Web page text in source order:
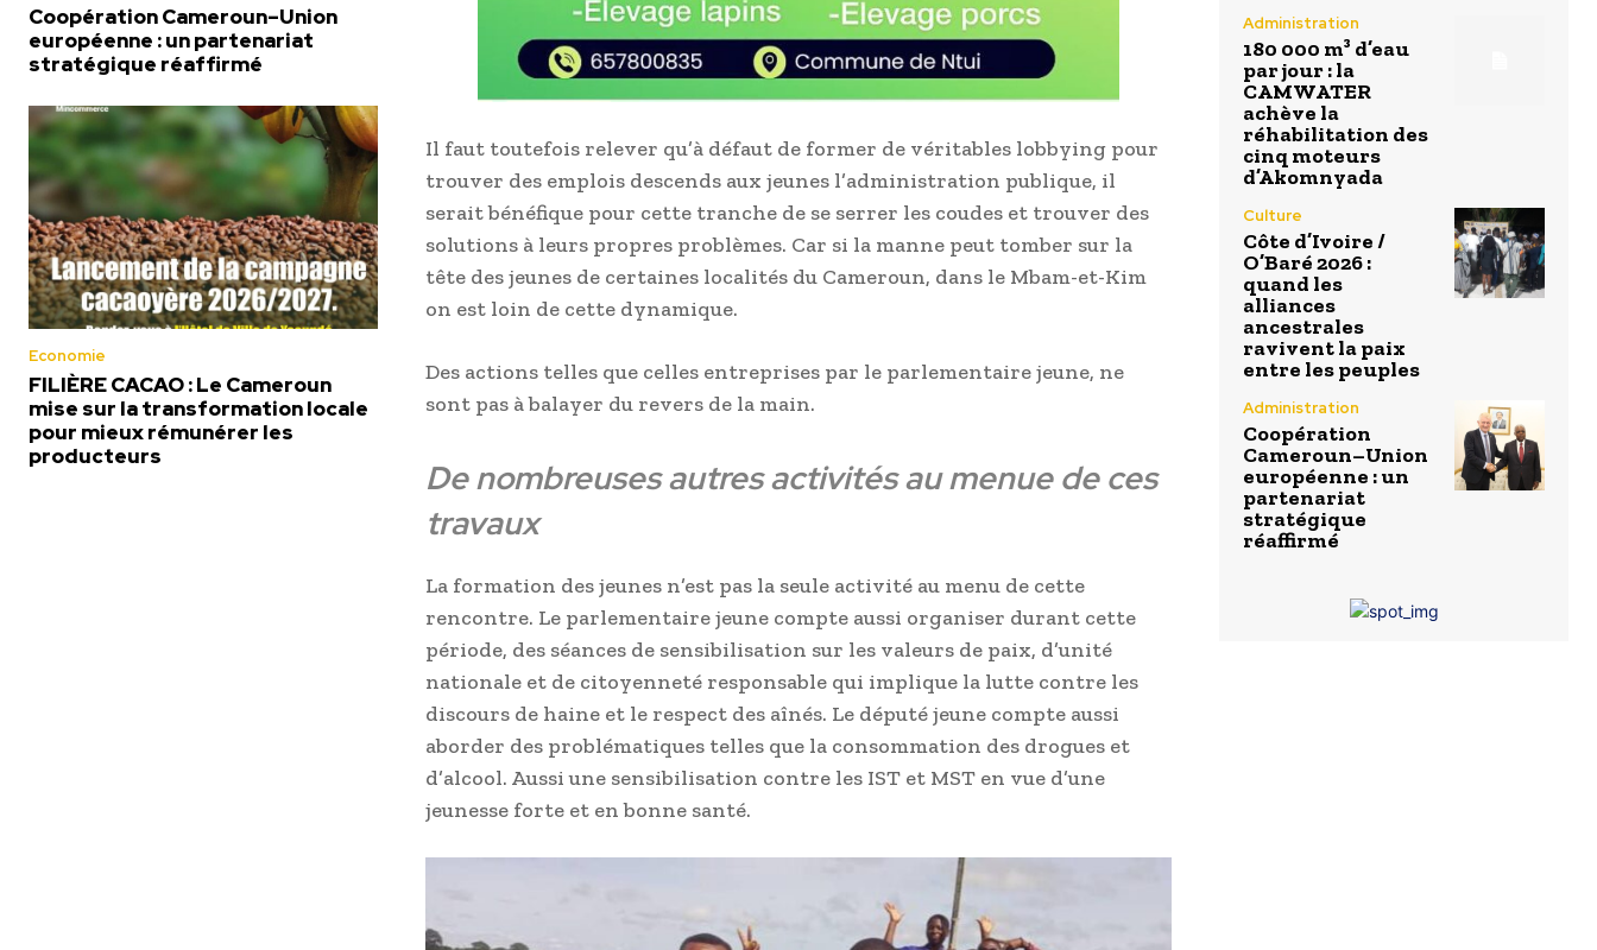
Coopération Cameroun–Union
européenne : un partenariat
stratégique réaffirmé
Economie
FILIÈRE CACAO : Le Cameroun
mise sur la transformation locale
pour mieux rémunérer les
producteurs
Il faut toutefois relever qu’à défaut de former de véritables lobbying pour
trouver des emplois descends aux jeunes l’administration publique, il
serait bénéfique pour cette tranche de se serrer les coudes et trouver des
solutions à leurs propres problèmes. Car si la manne peut tomber sur la
tête des jeunes de certaines localités du Cameroun, dans le Mbam-et-Kim
on est loin de cette dynamique.
Des actions telles que celles entreprises par le parlementaire jeune, ne
sont pas à balayer du revers de la main.
De nombreuses autres activités au menue de ces
travaux
La formation des jeunes n’est pas la seule activité au menu de cette
rencontre. Le parlementaire jeune compte aussi organiser durant cette
période, des séances de sensibilisation sur les valeurs de paix, d’unité
nationale et de citoyenneté responsable qui implique la lutte contre les
discours de haine et le respect des aînés. Le député jeune compte aussi
aborder des problématiques telles que la consommation des drogues et
d’alcool. Aussi une sensibilisation contre les IST et MST en vue d’une
jeunesse forte et en bonne santé.
Administration
180 000 m³ d’eau
par jour : la
CAMWATER
achève la
réhabilitation des
cinq moteurs
d’Akomnyada
Culture
Côte d’Ivoire /
O’Baré 2026 :
quand les
alliances
ancestrales
ravivent la paix
entre les peuples
Administration
Coopération
Cameroun–Union
européenne : un
partenariat
stratégique
réaffirmé